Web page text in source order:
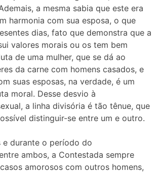
a mesma sabia que este era
harmonia com sua esposa, o que
dias, fato que demonstra que a
valores morais ou os tem bem
de uma mulher, que se dá ao
da carne com homens casados, e
suas esposas, na verdade, é um
moral. Desse desvio à
a linha divisória é tão tênue, que
distinguir-se entre um e outro.
e durante o período do
ambos, a Contestada sempre
amorosos com outros homens,